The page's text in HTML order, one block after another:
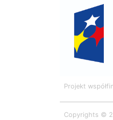
Projekt
Copyrights ©